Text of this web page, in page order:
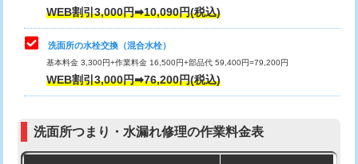
マス交換（土の掘削・埋め戻し作業）
マス交換（深さ50㎝未満）
マス交換（深さ50㎝以上）
交換・取付(単水栓（壁付・デッキ
式）)
交換・取付(混合水栓（壁付・デッキ
式・ワンホール）)
16,500円+材料費
（P/S/ポップアップ））
交換・取付（その他部品） 11,000円+材料費
WEB割引3,000円➡10,090円(税込)
洗面所の水栓交換（混合水栓）
基本料金 3,300円+作業料金 16,500円+部品代 59,400円=79,200円
WEB割引3,000円➡76,200円(税込)
洗面所つまり・水漏れ修理の作業料金表